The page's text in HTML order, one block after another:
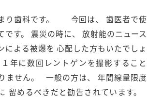
り歯科です。 今回は、 歯医者で使
です。 震災の時に、 放射能のニュース
による被爆を 心配した方もいたでしょ
年に数回レントゲンを撮影すること
ません。 一般の方は、 年間線量限度
留めるべきだと勧告されています。